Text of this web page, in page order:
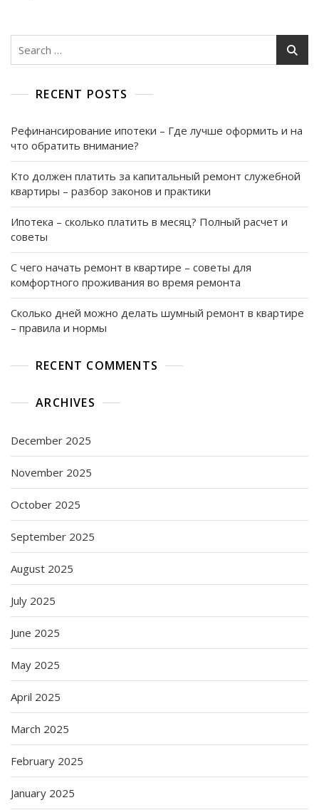
Search
RECENT POSTS
Рефинансирование ипотеки – Где лучше оформить и на
что обратить внимание?
Кто должен платить за капитальный ремонт служебной
квартиры – разбор законов и практики
Ипотека – сколько платить в месяц? Полный расчет и
советы
С чего начать ремонт в квартире – советы для
комфортного проживания во время ремонта
Сколько дней можно делать шумный ремонт в квартире
– правила и нормы
RECENT COMMENTS
ARCHIVES
December 2025
November 2025
October 2025
September 2025
August 2025
July 2025
June 2025
May 2025
April 2025
March 2025
February 2025
January 2025